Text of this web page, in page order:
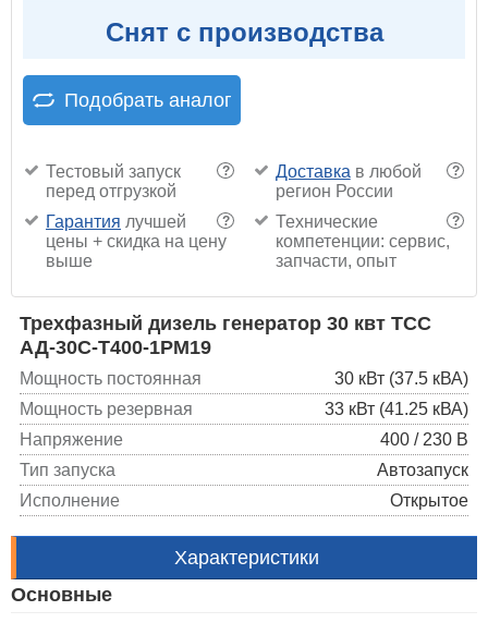
Снят с производства
Подобрать аналог
?
Тестовый запуск
перед отгрузкой
?
Доставка в любой
регион России
?
Гарантия лучшей
цены + скидка на цену
выше
?
Технические
компетенции: сервис,
запчасти, опыт
Трехфазный дизель генератор 30 квт ТСС
АД-30С-Т400-1РМ19
Мощность постоянная
30 кВт (37.5 кВА)
Мощность резервная
33 кВт (41.25 кВА)
Напряжение
400 / 230 В
Тип запуска
Автозапуск
Исполнение
Открытое
Характеристики
Основные